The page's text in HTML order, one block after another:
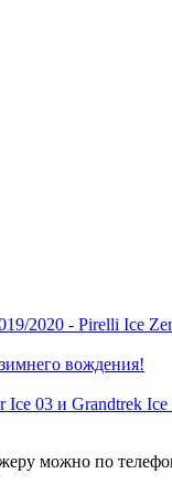
2020 - Pirelli Ice
вождения!
Ice 03 и Grandtrek Ice
можно по